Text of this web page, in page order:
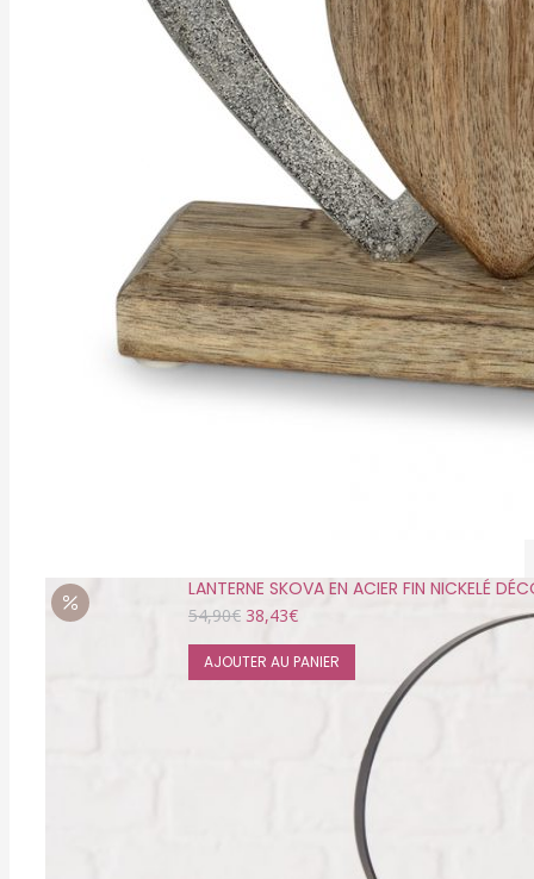
LANTERNE SKOVA EN ACIER FIN NICKELÉ
54,90€ Le
initial
était :
38,43€Le
actuel
est :
AJOUTER AU PANIER